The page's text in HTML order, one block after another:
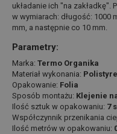
układanie ich "na zakładkę".
w wymiarach: długość: 1000
mm, a następnie co 10 mm.
Parametry:
Marka: Termo Organika
Materiał wykonania:
Opakowanie: Folia
Sposób montażu: Klejenie
Ilość sztuk w opakowaniu: 7
Współczynnik przenikania
Ilość metrów w opakowaniu: